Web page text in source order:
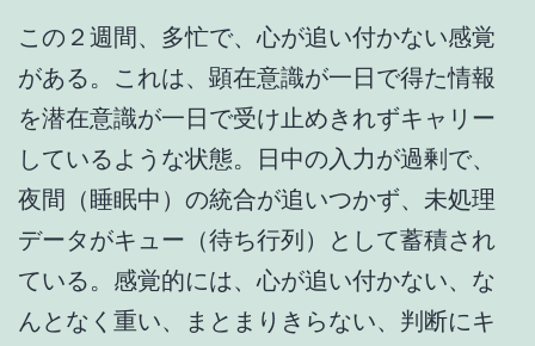
この２週間、多忙で、心が追い付かない感覚
がある。これは、顕在意識が一日で得た情報
を潜在意識が一日で受け止めきれずキャリー
しているような状態。日中の入力が過剰で、
夜間（睡眠中）の統合が追いつかず、未処理
データがキュー（待ち行列）として蓄積され
ている。感覚的には、心が追い付かない、な
んとなく重い、まとまりきらない、判断にキ